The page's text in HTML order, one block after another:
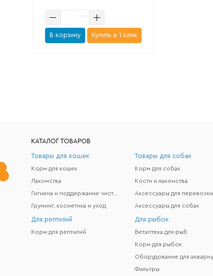
В корзину Купить в 1 клик
КАТАЛОГ ТОВАРОВ
Товары для кошек
Корм для кошек
Лакомства
Гигиена и поддержание чистоты
Груминг, косметика и уход
Товары для собак
Корм для собак
Кости и лакомства
Аксессуары для перевозки
Аксессуары для собак
Для рептилий
Корм для рептилий
Для рыбок
Ветаптека для рыб
Корм для рыбок
Фильтры